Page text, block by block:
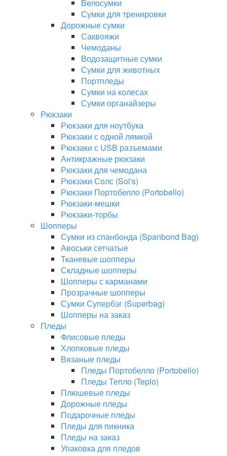
Велосумки
Сумки для тренировки
Дорожные сумки
Саквояжи
Чемоданы
Водозащитные сумки
Сумки для животных
Портпледы
Сумки на колесах
Сумки органайзеры
Рюкзаки
Рюкзаки для ноутбука
Рюкзаки с одной лямкой
Рюкзаки с USB разъемами
Антикражные рюкзаки
Рюкзаки для чемодана
Рюкзаки Солс (Sol's)
Рюкзаки Портобелло (Portobello)
Рюкзаки-мешки
Рюкзаки-торбы
Шопперы
Сумки из спанбонда (Spanbond Bag)
Авоськи сетчатые
Тканевые шопперы
Складные шопперы
Шопперы с карманами
Прозрачные шопперы
Сумки Супербэг (Superbag)
Шопперы на заказ
Пледы
Флисовые пледы
Хлопковые пледы
Вязаные пледы
Пледы Портобелло (Portobello)
Пледы Тепло (Teplo)
Плюшевые пледы
Дорожные пледы
Подарочные пледы
Пледы для пикника
Пледы на заказ
Упаковка для пледов